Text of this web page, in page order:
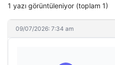
1 yazı görüntüleniyor (toplam 1)
09/07/2026: 7:34 am